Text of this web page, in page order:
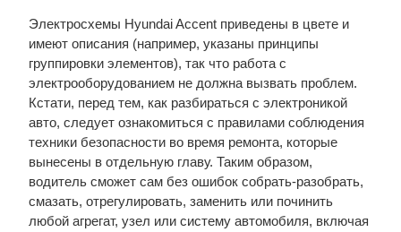
Электросхемы Hyundai Accent приведены в цвете и
имеют описания (например, указаны принципы
группировки элементов), так что работа с
электрооборудованием не должна вызвать проблем.
Кстати, перед тем, как разбираться с электроникой
авто, следует ознакомиться с правилами соблюдения
техники безопасности во время ремонта, которые
вынесены в отдельную главу. Таким образом,
водитель сможет сам без ошибок собрать-разобрать,
смазать, отрегулировать, заменить или починить
любой агрегат, узел или систему автомобиля, включая